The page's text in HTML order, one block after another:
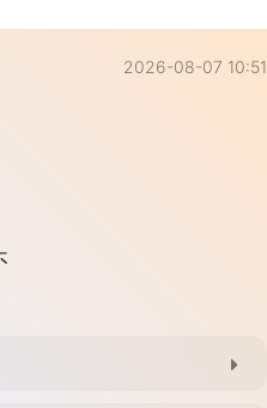
2026-08-07 10:51